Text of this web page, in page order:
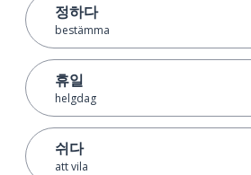
정하다
bestämma
휴일
helgdag
쉬다
att vila